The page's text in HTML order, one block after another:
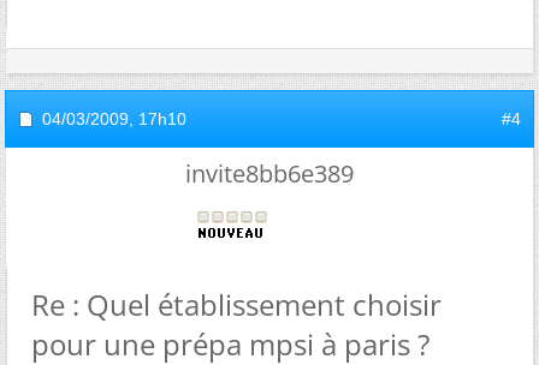
04/03/2009, 17h10 #4
invite8bb6e389
Re : Quel établissement choisir
pour une prépa mpsi à paris ?